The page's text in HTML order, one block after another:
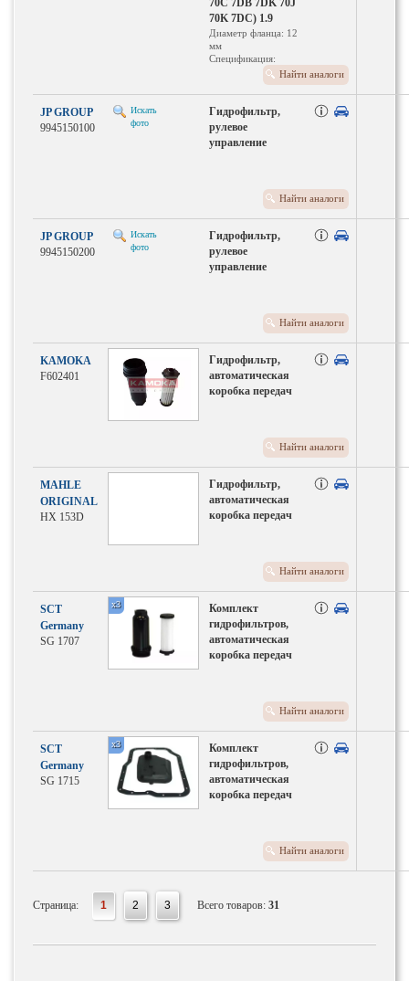
70C 7DB 7DK 70J
70K 7DC) 1.9
Диаметр фланца: 12
мм
Спецификация:
фильтра:
Прямоточный
Найти аналоги
JP GROUP
9945150100
Искать
фото
Гидрофильтр,
рулевое
управление
Найти аналоги
JP GROUP
9945150200
Искать
фото
Гидрофильтр,
рулевое
управление
Найти аналоги
KAMOKA
F602401
Гидрофильтр,
автоматическая
коробка передач
Найти аналоги
MAHLE
ORIGINAL
HX 153D
Гидрофильтр,
автоматическая
коробка передач
Найти аналоги
SCT
Germany
SG 1707
x3
Комплект
гидрофильтров,
автоматическая
коробка передач
Найти аналоги
SCT
Germany
SG 1715
x3
Комплект
гидрофильтров,
автоматическая
коробка передач
Найти аналоги
Страница: 1 2 3 Всего товаров: 31